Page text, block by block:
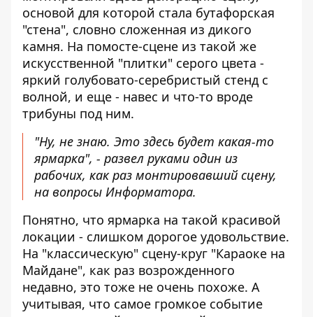
основой для которой стала бутафорская
"стена", словно сложенная из дикого
камня. На помосте-сцене из такой же
искусственной "плитки" серого цвета -
яркий голубовато-серебристый стенд с
волной, и еще - навес и что-то вроде
трибуны под ним.
"Ну, не знаю. Это здесь будет какая-то
ярмарка", - развел руками один из
рабочих, как раз монтировавший сцену,
на вопросы Информатора.
Понятно, что ярмарка на такой красивой
локации - слишком дорогое удовольствие.
На "классическую" сцену-круг "Караоке на
Майдане", как раз возрожденного
недавно, это тоже не очень похоже. А
учитывая, что самое громкое событие